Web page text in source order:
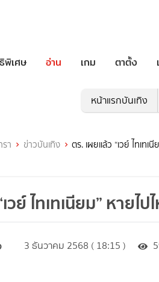
พิเศษ อ่าน เกม ตาตั้ง
หน้าแรกบันเทิง
า ข่าวบันเทิง ตร. เผยแล้ว “เวย์ ไทเท
วย์ ไทเทเนียม” หาย
3 ธันวาคม 2568 ( 18:15 )